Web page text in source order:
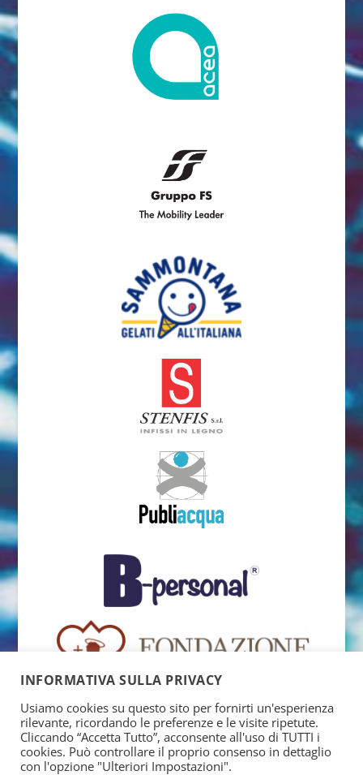
INFORMATIVA SULLA PRIVACY
Usiamo cookies su questo sito per fornirti un'esperienza
rilevante, ricordando le preferenze e le visite ripetute.
Cliccando “Accetta Tutto”, acconsente all'uso di TUTTI i
cookies. Può controllare il proprio consenso in dettaglio
con l'opzione "Ulteriori Impostazioni".